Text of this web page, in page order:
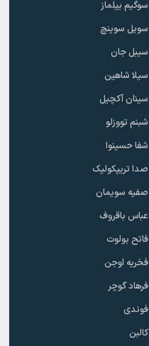
سوگیم ییلماز
سویل سوینچ
سیبل جان
سیلا شاهین
سینان آکچیل
شبنم تووزلو
شفا حسینوا
صدا تریپکولیک
صفیه سویمان
عباس باقروف
فاتح بولوت
فخریه اوجن
فرهاد گوچر
فوندی
کالبن